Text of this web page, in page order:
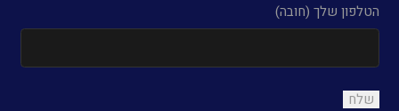
הטלפון שלך (חובה)